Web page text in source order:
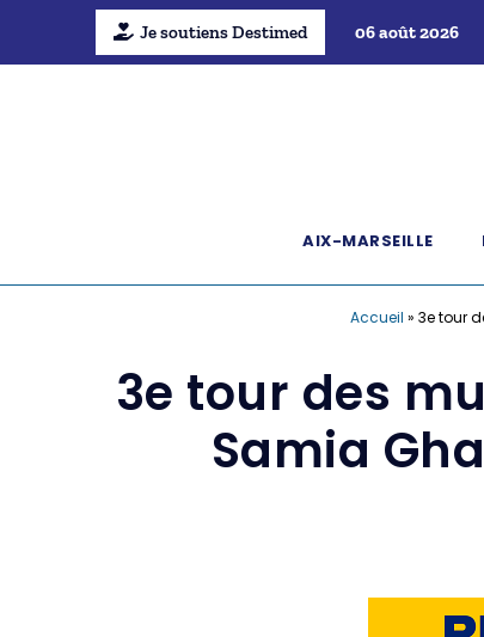
Je soutiens Destimed 06 août 2026
AIX-MARSEILLE
Accueil » 3e tour
3e tour des
Samia